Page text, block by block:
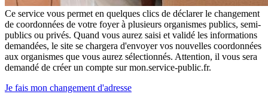
Ce service vous permet en quelques clics de déclarer le changement
de coordonnées de votre foyer à plusieurs organismes publics, semi-
publics ou privés. Quand vous aurez saisi et validé les informations
demandées, le site se chargera d'envoyer vos nouvelles coordonnées
aux organismes que vous aurez sélectionnés. Attention, il vous sera
demandé de créer un compte sur mon.service-public.fr.
Je fais mon changement d'adresse